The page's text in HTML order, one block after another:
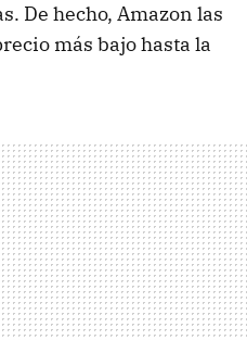
De hecho, Amazon las
más bajo hasta la